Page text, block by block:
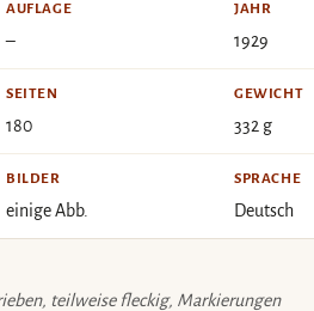
AUFLAGE
–
JAHR
1929
SEITEN
180
GEWICHT
332 g
BILDER
einige Abb.
SPRACHE
Deutsch
teilweise fleckig, Markierungen